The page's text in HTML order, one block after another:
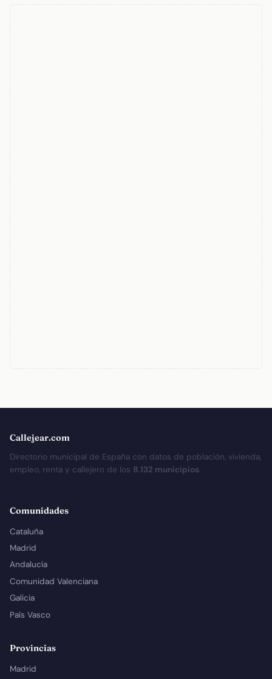
Callejear.com
Directorio municipal de España con datos de población, vivienda,
empleo, renta y callejero de los 8.132 municipios.
Comunidades
Cataluña
Madrid
Andalucía
Comunidad Valenciana
Galicia
País Vasco
Provincias
Madrid